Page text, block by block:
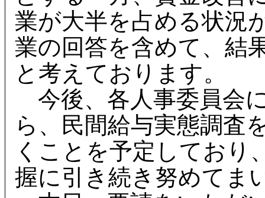
業が大半を占める状況
業の回答を含めて、結
と考えております。
今後、各人事委員会
ら、民間給与実態調査
くことを予定しており
握に引き続き努めてま